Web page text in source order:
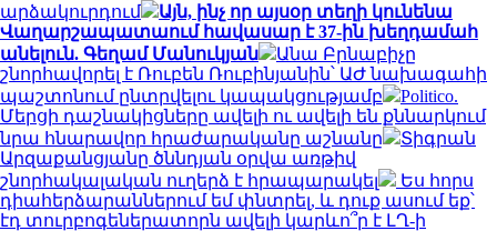
արձակուրդում
Այն, ինչ որ այսօր տեղի կունենա
Վաղարշապատաում հավասար է 37-ին խեղդամահ
անելուն. Գեղամ Մանուկյան
Անա Բրնաբիչը
շնորհավորել է Ռուբեն Ռուբինյանին՝ ԱԺ նախագահի
պաշտոնում ընտրվելու կապակցությամբ
Politico.
Մերցի դաշնակիցները ավելի ու ավելի են քննարկում
նրա հնարավոր հրաժարականը աշնանը
Տիգրան
Արզաքանցյանը ծննդյան օրվա առթիվ
շնորհակալական ուղերձ է հրապարակել
Ես հորս
դիահերձարաններում եմ փնտրել, և դուք ասում եք՝
էդ տուրբոգեներատորն ավելի կարևո՞ր է ԼՂ-ի